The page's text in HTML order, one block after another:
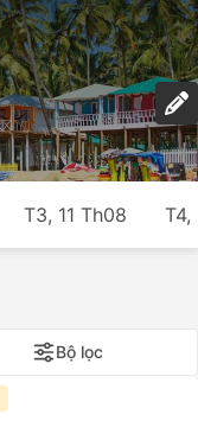
T3, 11 Th08 T4,
Bộ lọc